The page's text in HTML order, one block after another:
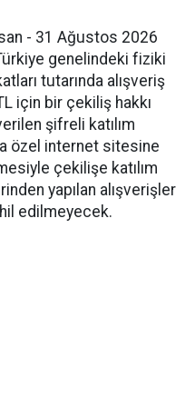
- 31 Ağustos 2026
genelindeki fiziki
tutarında alışveriş
için bir çekiliş hakkı
şifreli katılım
özel internet sitesine
çekilişe katılım
yapılan alışverişler
edilmeyecek.